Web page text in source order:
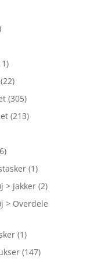
(22)
(305)
(213)
(1)
> Jakker (2)
> Overdele
(1)
(147)